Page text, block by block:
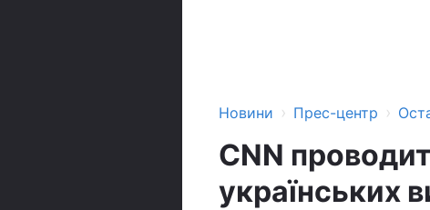
Новини › Прес-центр ›
CNN
українських